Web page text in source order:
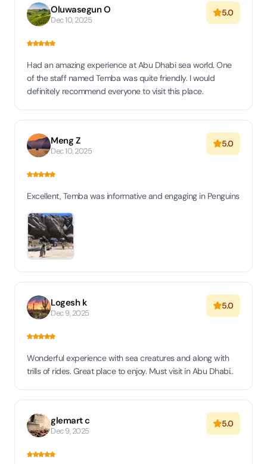
Oluwasegun O
Dec 10, 2025
5.0
Had an amazing experience at Abu Dhabi sea world. One
of the staff named Temba was quite friendly. I would
definitely recommend everyone to visit this place.
Meng Z
Dec 10, 2025
5.0
Excellent, Temba was informative and engaging in Penguins
Logesh k
Dec 9, 2025
5.0
Wonderful experience with sea creatures and along with
trills of rides. Great place to enjoy. Must visit in Abu Dhabi..
glemart c
Dec 9, 2025
5.0